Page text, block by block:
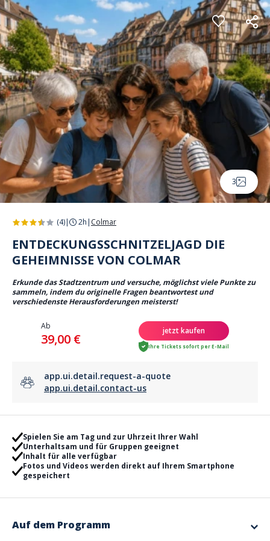
Cookie-Einstellungen
3
(4)| 2h | Colmar
ENTDECKUNGSSCHNITZELJAGD DIE
GEHEIMNISSE VON COLMAR
Erkunde das Stadtzentrum und versuche, möglichst viele Punkte zu
sammeln, indem du originelle Fragen beantwortest und
verschiedenste Herausforderungen meisterst!
Ab
39,00 €
jetzt kaufen
Ihre Tickets sofort per E-Mail
app.ui.detail.request-a-quote
app.ui.detail.contact-us
Spielen Sie am Tag und zur Uhrzeit Ihrer Wahl
Unterhaltsam und für Gruppen geeignet
Inhalt für alle verfügbar
Fotos und Videos werden direkt auf Ihrem Smartphone
gespeichert
Auf dem Programm